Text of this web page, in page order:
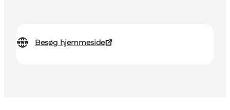
Besøg hjemmeside